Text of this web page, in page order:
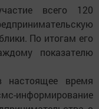
всего 120
По итогам его
показателю
настоящее время
информирование